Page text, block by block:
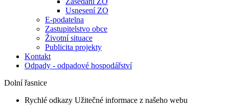
Usnesení ZO
E-podatelna
Zastupitelstvo obce
Životní situace
Publicita projekty
Kontakt
Odpady - odpadové hospodářství
Dolní řasnice
Rychlé odkazy Užitečné informace z našeho webu